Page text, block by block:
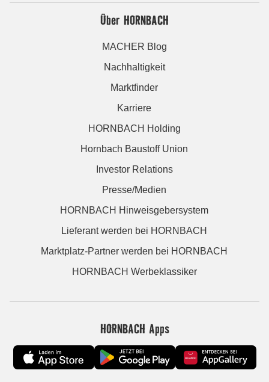
Über HORNBACH
MACHER Blog
Nachhaltigkeit
Marktfinder
Karriere
HORNBACH Holding
Hornbach Baustoff Union
Investor Relations
Presse/Medien
HORNBACH Hinweisgebersystem
Lieferant werden bei HORNBACH
Marktplatz-Partner werden bei HORNBACH
HORNBACH Werbeklassiker
HORNBACH Apps